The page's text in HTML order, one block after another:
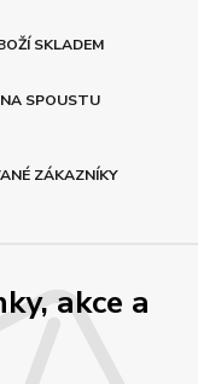
SKLADEM
SPOUSTU
ZÁKAZNÍKY
akce a